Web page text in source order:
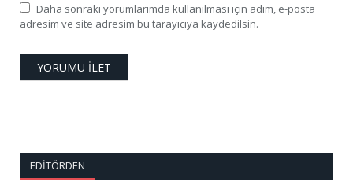
Daha sonraki yorumlarımda kullanılması için adım, e-posta
adresim ve site adresim bu tarayıcıya kaydedilsin.
EDITÖRDEN